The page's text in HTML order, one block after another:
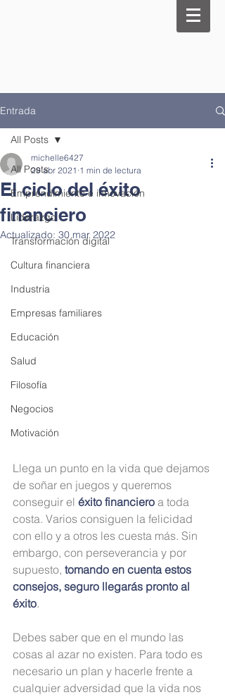
Entrada
All Posts
Emprendimiento e innovación
Liderazgo
Transformación digital
Cultura financiera
Industria
Empresas familiares
Educación
Salud
Filosofía
Negocios
Motivación
All Posts
El ciclo del éxito
financiero
michelle6427
29 abr 2021 1 min de lectura
Actualizado: 30 mar 2022
Llega un punto en la vida que dejamos
de soñar en juegos y queremos
conseguir el éxito financiero a toda
costa. Varios consiguen la felicidad
con ello y a otros les cuesta más. Sin
embargo, con perseverancia y por
supuesto, tomando en cuenta estos
consejos, seguro llegarás pronto al
éxito.
Debes saber que en el mundo las
cosas al azar no existen. Para todo es
necesario un plan y hacerle frente a
cualquier adversidad que la vida nos